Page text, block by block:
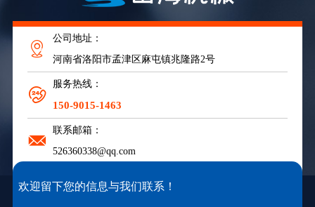
公司地址：
河南省洛阳市孟津区麻屯镇兆隆路2号
服务热线：
150-9015-1463
联系邮箱：
526360338@qq.com
欢迎留下您的信息与我们联系！